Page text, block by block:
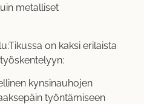
metalliset
on kaksi erilaista
kynsinauhojen
työntämiseen